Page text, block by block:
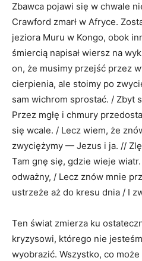
Zbawca pojawi się w chwale
Crawford zmarł w Afryce.
jeziora Muru w Kongo, obok
śmiercią napisał wiersz na
on, że musimy przejść przez
cierpienia, ale stoimy po
sam wichrom sprostać. / Zbyt
Przez mgłę i chmury
się wcale. / Lecz wiem, że
zwyciężymy — Jezus i ja. //
Tam gnę się, gdzie wieje
odważny, / Lecz znów mnie
ustrzeże aż do kresu dnia / I
Ten świat zmierza ku
kryzysowi, którego nie
wyobrazić. Wszystko, co